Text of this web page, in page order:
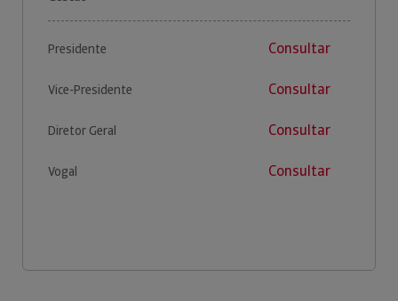
Presidente Consultar
Vice-Presidente Consultar
Diretor Geral Consultar
Vogal Consultar